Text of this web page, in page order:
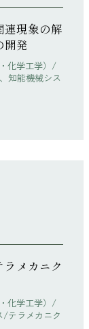
連現象の解
発
化学工学）/
知能機械シス
メカニク
化学工学）/
/テラメカニク